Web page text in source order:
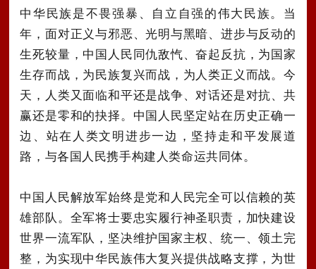
中华民族是不畏强暴、自立自强的伟大民族。当
年，面对正义与邪恶、光明与黑暗、进步与反动的
生死较量，中国人民同仇敌忾、奋起反抗，为国家
生存而战，为民族复兴而战，为人类正义而战。今
天，人类又面临和平还是战争、对话还是对抗、共
赢还是零和的抉择。中国人民坚定站在历史正确一
边、站在人类文明进步一边，坚持走和平发展道
路，与各国人民携手构建人类命运共同体。
中国人民解放军始终是党和人民完全可以信赖的英
雄部队。全军将士要忠实履行神圣职责，加快建设
世界一流军队，坚决维护国家主权、统一、领土完
整，为实现中华民族伟大复兴提供战略支撑，为世